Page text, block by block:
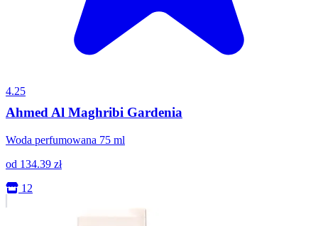
4.25
Ahmed Al Maghribi Gardenia
Woda perfumowana 75 ml
od 134.39 zł
12